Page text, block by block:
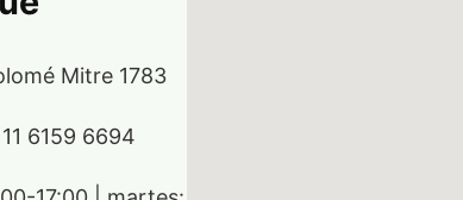
Mitre 1783
6159 6694